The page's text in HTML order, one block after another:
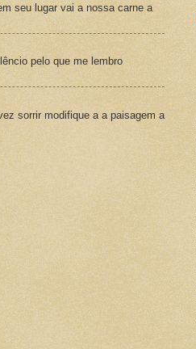
seu lugar vai a nossa carne a
pelo que me lembro
sorrir modifique a a paisagem a